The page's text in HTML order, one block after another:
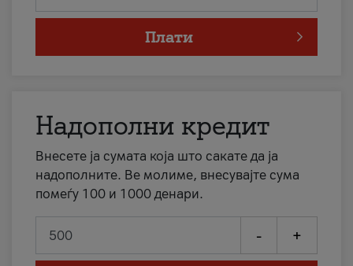
Плати
Надополни кредит
Внесете ја сумата која што сакате да ја
надополните. Ве молиме, внесувајте сума
помеѓу 100 и 1000 денари.
- +